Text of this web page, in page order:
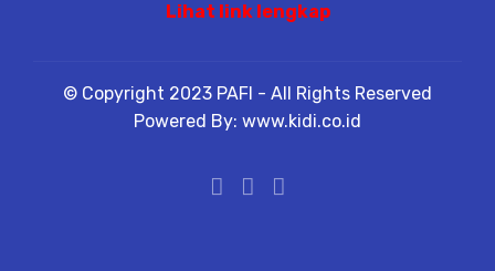
Lihat link lengkap
© Copyright 2023 PAFI - All Rights Reserved
Powered By: www.kidi.co.id